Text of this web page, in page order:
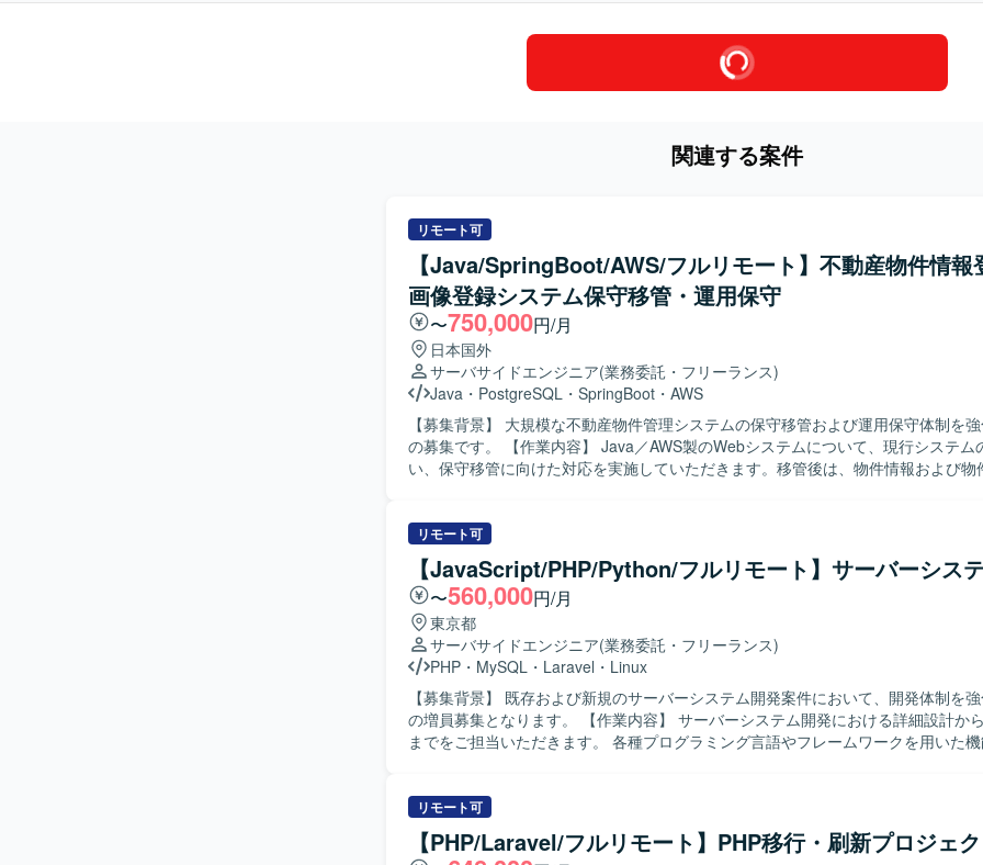
関連する案件
リモート可
【Java/SpringBoot/AWS/フルリモート】不動産物件情報
画像登録システム保守移管・運用保守
〜750,000円/月
日本国外
サーバサイドエンジニア(業務委託・フリーランス)
Java ・ PostgreSQL ・ SpringBoot ・ AWS
【募集背景】 大規模な不動産物件管理システムの保守移管および運用保守体制を
の募集です。 【作業内容】 Java／AWS製のWebシステムについて、現行システムの解析を行
い、保守移管に向けた対応を実施していただきます。移管後は、物件情報および物
でいただける方を求めています。関係者と連携しながら丁寧にシステム理解を深め
が望ましいです。 【ポジションの魅力】 不動産領域における大規模Webシステムの保守移管か
ら運用保守まで一連の工程に関わることができ、Java／Spring Boot／AWSなどの
を活かしながら長期的に経験を積んでいただけます。既存システムの解析力やリフ
グ力を高める機会も多い環境です。 【開発環境】 Java、Spring Boot、Spring Batch、AWS、
PostgreSQL、Node.js、Pythonなどを用いたWebシステム開発環境です。
リモート可
【JavaScript/PHP/Python/フルリモート】サーバーシス
〜560,000円/月
東京都
サーバサイドエンジニア(業務委託・フリーランス)
PHP ・ MySQL ・ Laravel ・ Linux
【募集背景】 既存および新規のサーバーシステム開発案件において、開発体制を
の増員募集となります。 【作業内容】 サーバーシステム開発における詳細設計からテスト工程
までをご担当いただきます。 各種プログラミング言語やフレームワークを用いた
に動いていただける方を求めております。 新しい技術やクラウドサービスの習得
り組み、自ら情報収集しながらキャッチアップできる方に適したポジションとなりま
ジションの魅力】 複数の言語やフレームワーク、クラウドサービスを活用した開
リモート可
【PHP/Laravel/フルリモート】PHP移行・刷新プロジェ